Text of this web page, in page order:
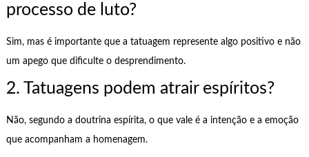
processo de luto?
Sim, mas é importante que a tatuagem represente algo positivo e não
um apego que dificulte o desprendimento.
2. Tatuagens podem atrair espíritos?
Não, segundo a doutrina espírita, o que vale é a intenção e a emoção
que acompanham a homenagem.